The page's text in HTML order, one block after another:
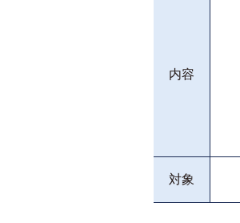
内容
対象